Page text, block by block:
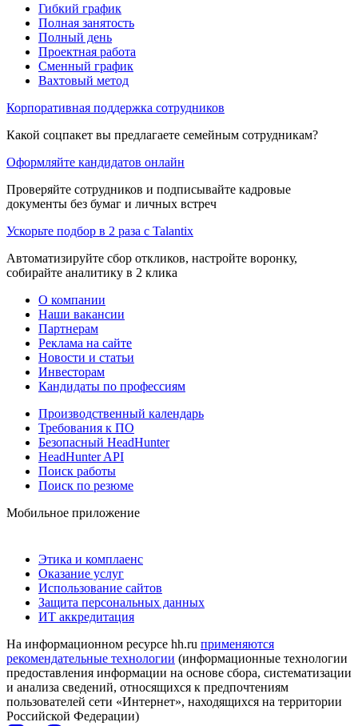
Гибкий график
Полная занятость
Полный день
Проектная работа
Сменный график
Вахтовый метод
Корпоративная поддержка сотрудников
Какой соцпакет вы предлагаете семейным сотрудникам?
Оформляйте кандидатов онлайн
Проверяйте сотрудников и подписывайте кадровые
документы без бумаг и личных встреч
Ускорьте подбор в 2 раза с Talantix
Автоматизируйте сбор откликов, настройте воронку,
собирайте аналитику в 2 клика
О компании
Наши вакансии
Партнерам
Реклама на сайте
Новости и статьи
Инвесторам
Кандидаты по профессиям
Производственный календарь
Требования к ПО
Безопасный HeadHunter
HeadHunter API
Поиск работы
Поиск по резюме
Мобильное приложение
Этика и комплаенс
Оказание услуг
Использование сайтов
Защита персональных данных
ИТ аккредитация
На информационном ресурсе hh.ru применяются
рекомендательные технологии (информационные технологии
предоставления информации на основе сбора, систематизации
и анализа сведений, относящихся к предпочтениям
пользователей сети «Интернет», находящихся на территории
Российской Федерации)